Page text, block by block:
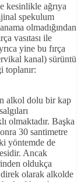
kesinlikle ağrıya
spekulum
olmadığından
vasıtası ile
yine bu fırça
kanal) sürüntü
toplanır:
alkol dolu bir kap
olmaktadır. Başka
30 santimetre
yöntemde de
Ancak
oldukça
olarak alkolde